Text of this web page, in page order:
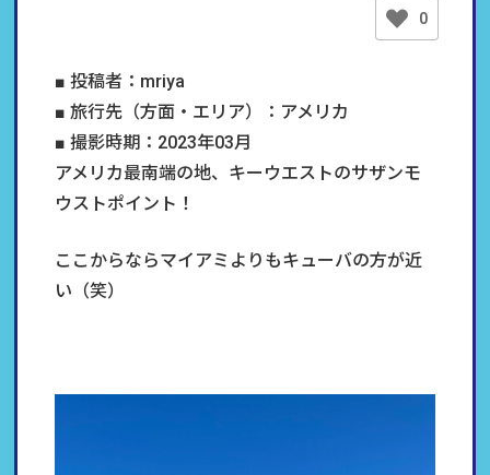
0
■ 投稿者：mriya
■ 旅行先（方面・エリア）：アメリカ
■ 撮影時期：2023年03月
アメリカ最南端の地、キーウエストのサザンモ
ウストポイント！
ここからならマイアミよりもキューバの方が近
い（笑）